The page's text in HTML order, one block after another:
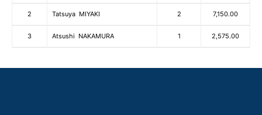
2 Tatsuya MIYAKI 2 7,150.00
3 Atsushi NAKAMURA 1 2,575.00